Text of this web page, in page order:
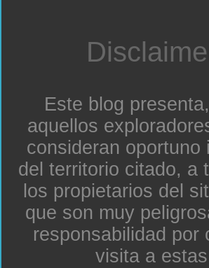
Este blog
aquellos
consideran oportuno
del territorio citado, a
los propietarios del
que son muy
responsabilidad por
visita a